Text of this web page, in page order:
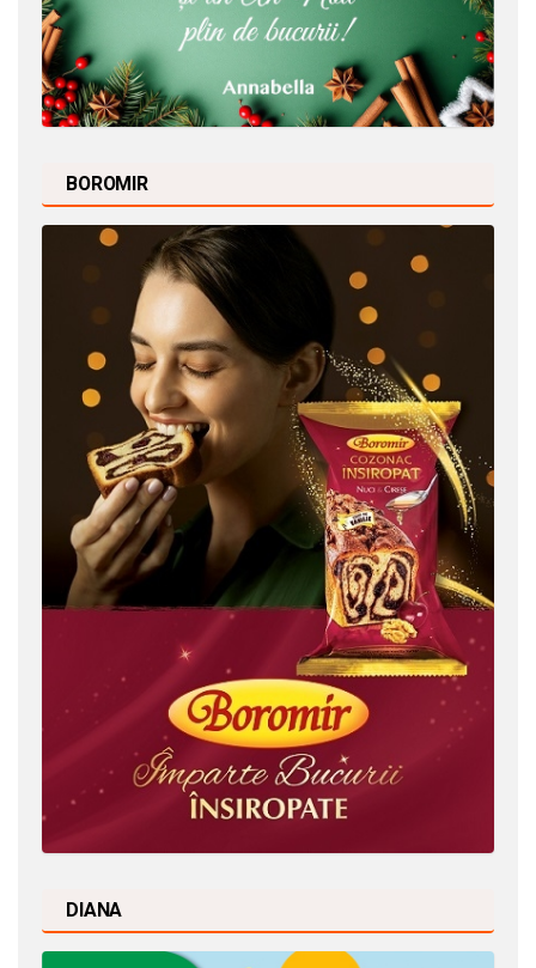
BOROMIR
DIANA